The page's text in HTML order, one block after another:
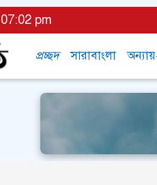
pm
প্রচ্ছদ সারাবাংলা